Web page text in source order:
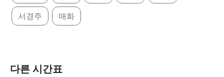
서경주 매화
다른 시간표